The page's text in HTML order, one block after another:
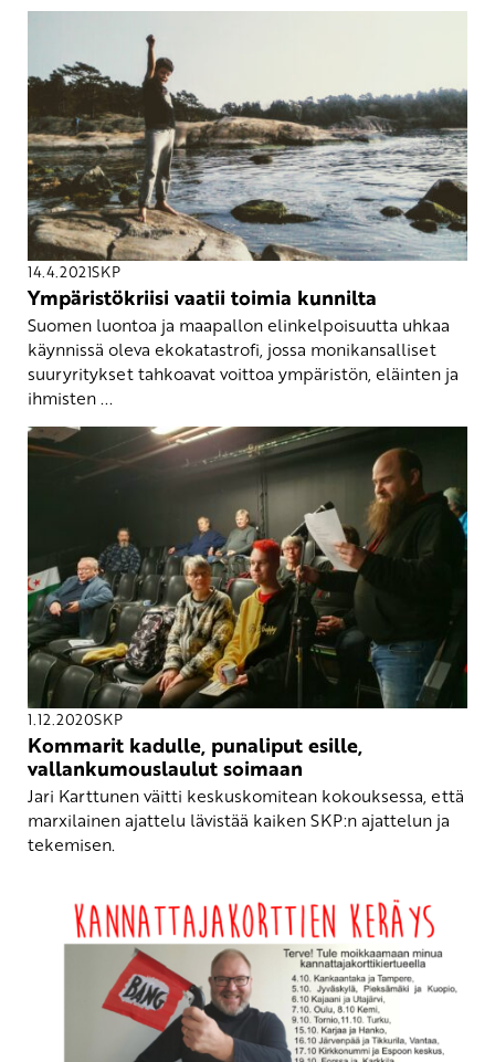
14.4.2021SKP
Ympäristökriisi vaatii toimia kunnilta
Suomen luontoa ja maapallon elinkelpoisuutta uhkaa
käynnissä oleva ekokatastrofi, jossa monikansalliset
suuryritykset tahkoavat voittoa ympäristön, eläinten ja
ihmisten ...
1.12.2020SKP
Kommarit kadulle, punaliput esille,
vallankumouslaulut soimaan
Jari Karttunen väitti keskuskomitean kokouksessa, että
marxilainen ajattelu lävistää kaiken SKP:n ajattelun ja
tekemisen.